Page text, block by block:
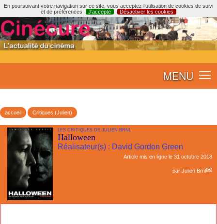
En poursuivant votre navigation sur ce site, vous acceptez l’utilisation de cookies de suivi
et de préférences
J’accepte Désactiver les cookies
MENU
accueil Critiques (Julien)
LES CRITIQUES DE JULIEN BRNL
Halloween
Réalisateur(s) : David Gordon Green
Article mis en ligne le 31 octobre 2018
par Julien Brnl